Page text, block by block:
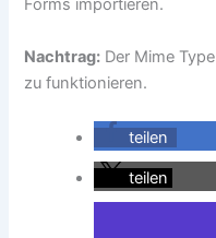
Forms importieren.
Nachtrag: Der Mime Type
zu funktionieren.
teilen
teilen